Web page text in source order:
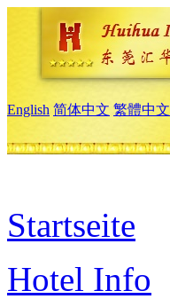
English 简体中文 繁體中文
Startseite
Hotel Info